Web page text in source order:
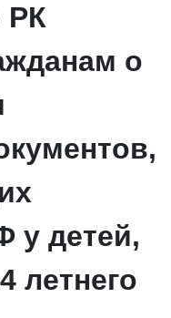
РК
о
у детей,
летнего